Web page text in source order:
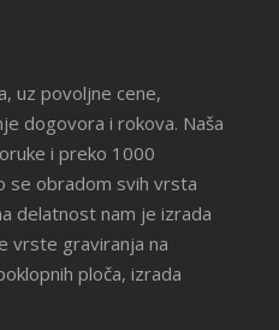
uz povoljne cene,
dogovora i rokova. Naša
i preko 1000
se obradom svih vrsta
delatnost nam je izrada
vrste graviranja na
ploča, izrada